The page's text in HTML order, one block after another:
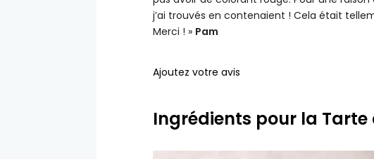
j’ai trouvés en contenaient ! Cela était
Merci ! » Pam
Ajoutez votre avis
Ingrédients pour la Tarte